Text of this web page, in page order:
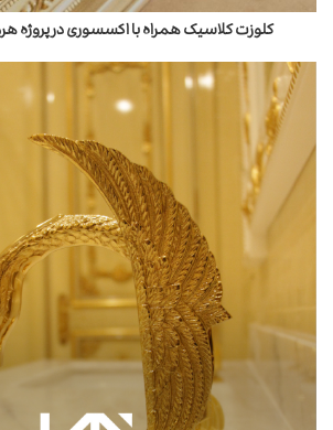
کلوزت کلاسیک همراه با اکسسوری در پروژه